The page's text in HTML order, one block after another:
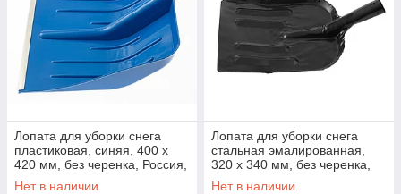
Лопата для уборки снега
пластиковая, синяя, 400 х
420 мм, без черенка, Россия,
Сибртех
Нет в наличии
Лопата для уборки снега
стальная эмалированная,
320 х 340 мм, без черенка,
Россия
Нет в наличии